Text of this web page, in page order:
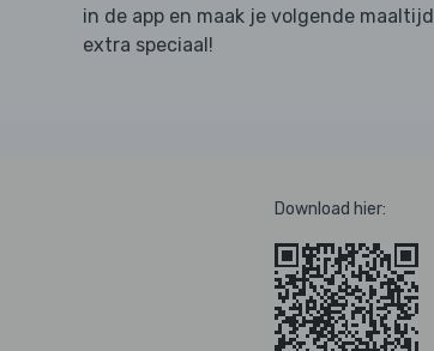
in de app en maak je volgende maaltijd
extra speciaal!
Download hier: